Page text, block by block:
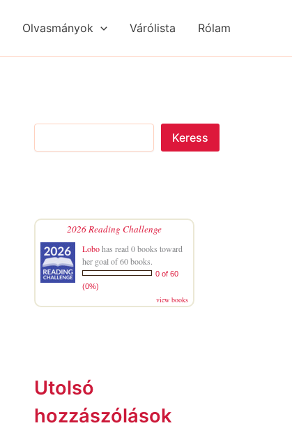
Olvasmányok Várólista Rólam
a
Keress
2026 Reading Challenge
Lobohas read 0 books toward
her goal of 60 books.
0 of 60
(0%)
view books
Utolsó
hozzászólások
g
g